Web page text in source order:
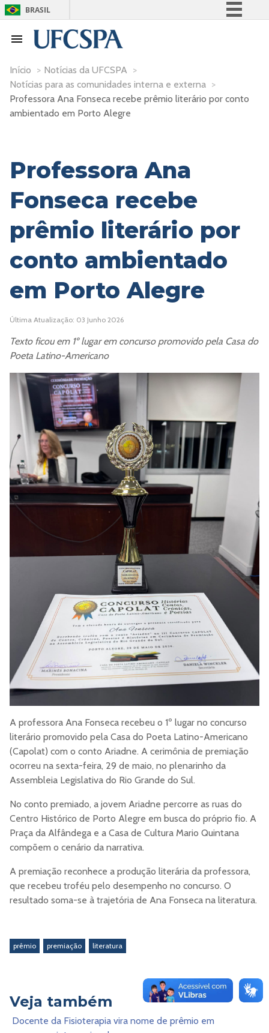
BRASIL
Acesso à informação
Início > Notícias da UFCSPA >
Notícias para as comunidades interna e externa >
Professora Ana Fonseca recebe prêmio literário por conto
ambientado em Porto Alegre
Professora Ana
Fonseca recebe
prêmio literário por
conto ambientado
em Porto Alegre
Última Atualização: 03 Junho 2026
Texto ficou em 1º lugar em concurso promovido pela Casa do
Poeta Latino-Americano
A professora Ana Fonseca recebeu o 1º lugar no concurso
literário promovido pela Casa do Poeta Latino-Americano
(Capolat) com o conto Ariadne. A cerimônia de premiação
ocorreu na sexta-feira, 29 de maio, no plenarinho da
Assembleia Legislativa do Rio Grande do Sul.
No conto premiado, a jovem Ariadne percorre as ruas do
Centro Histórico de Porto Alegre em busca do próprio fio. A
Praça da Alfândega e a Casa de Cultura Mario Quintana
compõem o cenário da narrativa.
A premiação reconhece a produção literária da professora,
que recebeu troféu pelo desempenho no concurso. O
resultado soma-se à trajetória de Ana Fonseca na literatura.
prêmio premiação literatura
Veja também
Docente da Fisioterapia vira nome de prêmio em